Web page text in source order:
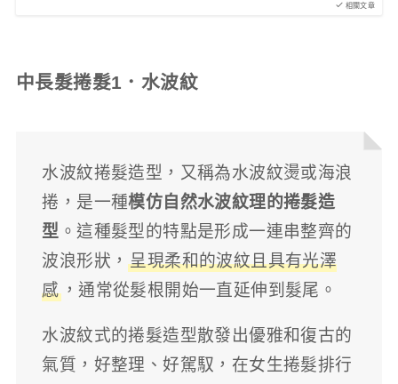
相關文章
中長髮捲髮1．水波紋
水波紋捲髮造型，又稱為水波紋燙或海浪
捲，是一種模仿自然水波紋理的捲髮造
型 。這種髮型的特點是形成一連串整齊的
波浪形狀，呈現柔和的波紋且具有光澤
感，通常從髮根開始一直延伸到髮尾。
水波紋式的捲髮造型散發出優雅和復古的
氣質，好整理、好駕馭，在女生捲髮排行